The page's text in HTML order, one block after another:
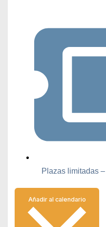
Plazas limitadas